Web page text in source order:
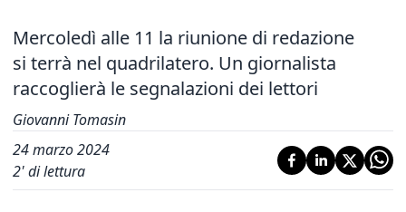
Mercoledì alle 11 la riunione di redazione
si terrà nel quadrilatero. Un giornalista
raccoglierà le segnalazioni dei lettori
Giovanni Tomasin
24 marzo 2024
2' di lettura